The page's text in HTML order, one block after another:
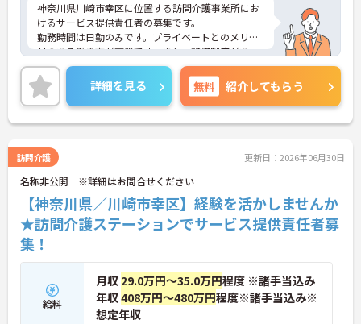
神奈川県川崎市幸区に位置する訪問介護事業所にお
けるサービス提供責任者の募集です。
勤務時間は日勤のみです。プライベートとのメリハ
リのある働き方が可能です。また、研修制度があ
り、働きながらスキルアップが目指せる環境です。
ご興味のある方には、面接対策ポイントなど、さら
に詳細をご案内しますのでお気軽にご相談くださ
い！
詳細を見る 無料 紹介してもらう
訪問介護 更新日：2026年06月30日
名称非公開 ※詳細はお問合せください
【神奈川県／川崎市幸区】経験を活かしませんか
★訪問介護ステーションでサービス提供責任者募
集！
給料
月収 29.0万円～35.0万円程度 ※諸手当込み
年収408万円～480万円程度※諸手当込み※
想定年収